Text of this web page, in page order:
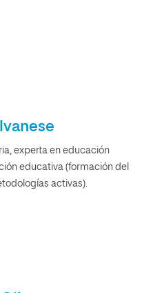
experta en educación
educativa (formación del
activas).